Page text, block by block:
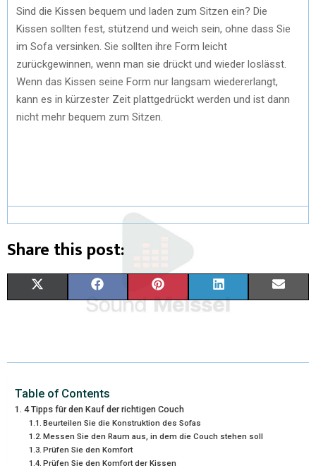
Sind die Kissen bequem und laden zum Sitzen ein? Die
Kissen sollten fest, stützend und weich sein, ohne dass Sie
im Sofa versinken. Sie sollten ihre Form leicht
zurückgewinnen, wenn man sie drückt und wieder loslässt.
Wenn das Kissen seine Form nur langsam wiedererlangt,
kann es in kürzester Zeit plattgedrückt werden und ist dann
nicht mehr bequem zum Sitzen.
Share this post:
W
T
T
E
A
E
O
O
K
I
T
R
E
S
K
I
I
Table of Contents
4 Tipps für den Kauf der richtigen Couch
Beurteilen Sie die Konstruktion des Sofas
Messen Sie den Raum aus, in dem die Couch stehen soll
Prüfen Sie den Komfort
Prüfen Sie den Komfort der Kissen